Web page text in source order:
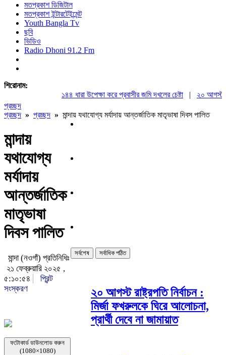
মতপ্রকাশ ডিজিটাল
মতপ্রকাশ ইন্টারটেইন্মেন্ট
Youth Bangla Tv
ছবি
ভিডিও
Radio Dhoni 91.2 Fm
শিরোনাম:
১৪৪ ধারা উপেক্ষা করে প্রবাসীর জমি দখলের চেষ্টা|
২০ আগস্ট
প্রচ্ছদ
প্রচ্ছদ » প্রচ্ছদ » মান্দায় যথাযোগ্য মর্যাদায় আন্তর্জাতিক মাতৃভাষা দিবস পালিত
মান্দায়
যথাযোগ্য
মর্যাদায়
আন্তর্জাতিক
মাতৃভাষা
দিবস পালিত
মান্দা (নওগাঁ) প্রতিনিধিঃ
২১ ফেব্রুয়ারি ২০২৫ ,
৫:১০:৫৪
প্রিন্ট
সংস্করণ
ফটোকার্ড ডাউনলোড করুন
(1080×1080)
সর্বশেষ সর্বাধিক পঠিত
২০ আগস্ট রাষ্ট্রপতি নির্বাচন :
মির্জা ফখরুলকে ঘিরে আলোচনা,
প্রার্থী দেবে না জামায়াত